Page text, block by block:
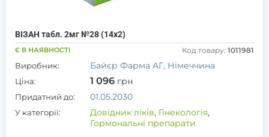
ВІЗАН табл. 2мг №28 (14х2)
Є В НАЯВНОСТІ Код товару: 1011981
Виробник: Байєр Фарма АГ, Німеччина
Ціна: 1 096 грн
Придатний до: 01.05.2030
У категорії: Довідник ліків, Гінекологія,
Гормональні препарати